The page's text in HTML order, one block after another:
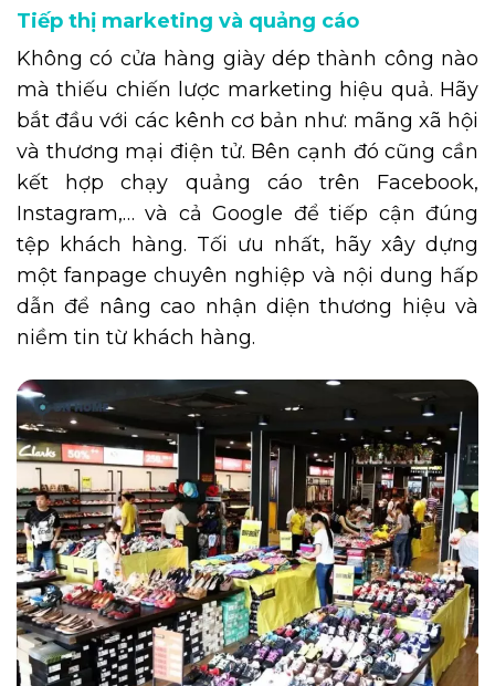
Tiếp thị marketing và quảng cáo
Không có cửa hàng giày dép thành công nào
mà thiếu chiến lược marketing hiệu quả. Hãy
bắt đầu với các kênh cơ bản như: mãng xã hội
và thương mại điện tử. Bên cạnh đó cũng cần
kết hợp chạy quảng cáo trên Facebook,
Instagram,… và cả Google để tiếp cận đúng
tệp khách hàng. Tối ưu nhất, hãy xây dựng
một fanpage chuyên nghiệp và nội dung hấp
dẫn để nâng cao nhận diện thương hiệu và
niềm tin từ khách hàng.